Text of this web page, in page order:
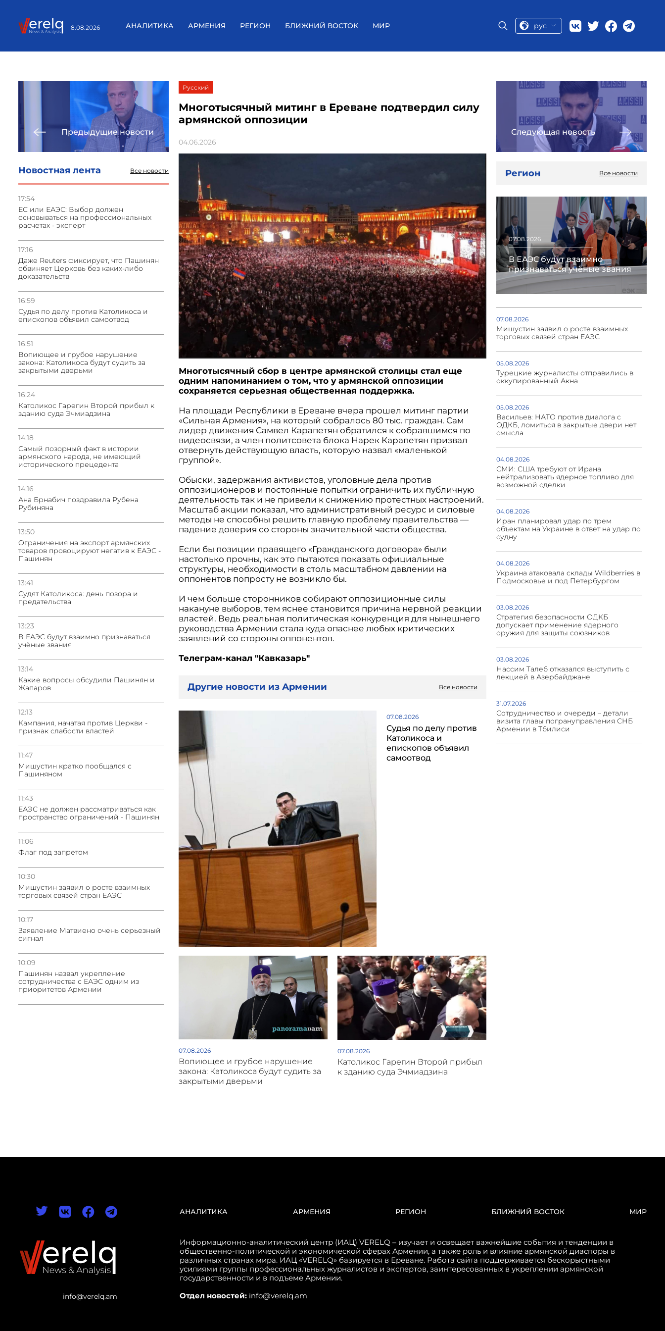
8.08.2026 АНАЛИТИКА АРМЕНИЯ РЕГИОН БЛИЖНИЙ ВОСТОК МИР рус
Предыдущие новости
Новостная лента Все новости
17:54
ЕС или ЕАЭС: Выбор должен
основываться на профессиональных
расчетах - эксперт
17:16
Даже Reuters фиксирует, что Пашинян
обвиняет Церковь без каких-либо
доказательств
16:59
Судья по делу против Католикоса и
епископов объявил самоотвод
16:51
Вопиющее и грубое нарушение
закона: Католикоса будут судить за
закрытыми дверьми
16:24
Католикос Гарегин Второй прибыл к
зданию суда Эчмиадзина
14:18
Самый позорный факт в истории
армянского народа, не имеющий
исторического прецедента
14:16
Ана Брнабич поздравила Рубена
Рубиняна
13:50
Oграничения на экспорт армянских
товаров провоцируют негатив к ЕАЭС -
Пашинян
13:41
Судят Католикоса: день позора и
предательства
13:23
В ЕАЭС будут взаимно признаваться
учёные звания
13:14
Какие вопросы обсудили Пашинян и
Жапаров
12:13
Кампания, начатая против Церкви -
признак слабости властей
11:47
Мишустин кратко пообщался с
Пашиняном
11:43
ЕАЭС не должен рассматриваться как
пространство ограничений - Пашинян
11:06
Флаг под запретом
10:30
Мишустин заявил о росте взаимных
торговых связей стран ЕАЭС
10:17
Заявление Матвиено очень серьезный
сигнал
10:09
Пашинян назвал укрепление
сотрудничества с ЕАЭС одним из
приоритетов Армении
Русский
Многотысячный митинг в Ереване подтвердил силу
армянской оппозиции
04.06.2026
Многотысячный сбор в центре армянской столицы стал еще
одним напоминанием о том, что у армянской оппозиции
сохраняется серьезная общественная поддержка.
На площади Республики в Ереване вчера прошел митинг партии
«Сильная Армения», на который собралось 80 тыс. граждан. Сам
лидер движения Самвел Карапетян обратился к собравшимся по
видеосвязи, а член политсовета блока Нарек Карапетян призвал
отвернуть действующую власть, которую назвал «маленькой
группой».
Обыски, задержания активистов, уголовные дела против
оппозиционеров и постоянные попытки ограничить их публичную
деятельность так и не привели к снижению протестных настроений.
Масштаб акции показал, что административный ресурс и силовые
методы не способны решить главную проблему правительства —
падение доверия со стороны значительной части общества.
Если бы позиции правящего «Гражданского договора» были
настолько прочны, как это пытаются показать официальные
структуры, необходимости в столь масштабном давлении на
оппонентов попросту не возникло бы.
И чем больше сторонников собирают оппозиционные силы
накануне выборов, тем яснее становится причина нервной реакции
властей. Ведь реальная политическая конкуренция для нынешнего
руководства Армении стала куда опаснее любых критических
заявлений со стороны оппонентов.
Телеграм-канал "Кавказарь"
Другие новости из Армении Все новости
07.08.2026
Судья по делу против
Католикоса и
епископов объявил
самоотвод
07.08.2026
Вопиющее и грубое нарушение
закона: Католикоса будут судить за
закрытыми дверьми
07.08.2026
Католикос Гарегин Второй прибыл
к зданию суда Эчмиадзина
Следующая новость
Регион Все новости
07.08.2026
В ЕАЭС будут взаимно
признаваться учёные звания
07.08.2026
Мишустин заявил о росте взаимных
торговых связей стран ЕАЭС
05.08.2026
Турецкие журналисты отправились в
оккупированный Акна
05.08.2026
Васильев: НАТО против диалога с
ОДКБ, ломиться в закрытые двери нет
смысла
04.08.2026
СМИ: США требуют от Ирана
нейтрализовать ядерное топливо для
возможной сделки
04.08.2026
Иран планировал удар по трем
объектам на Украине в ответ на удар по
судну
04.08.2026
Украина атаковала склады Wildberries в
Подмосковье и под Петербургом
03.08.2026
Стратегия безопасности ОДКБ
допускает применение ядерного
оружия для защиты союзников
03.08.2026
Нассим Талеб отказался выступить с
лекцией в Азербайджане
31.07.2026
Сотрудничество и очереди – детали
визита главы погрануправления СНБ
Армении в Тбилиси
info@verelq.am
АНАЛИТИКА АРМЕНИЯ РЕГИОН БЛИЖНИЙ ВОСТОК МИР
Информационно-аналитический центр (ИАЦ) VERELQ – изучает и освещает важнейшие события и тенденции в
общественно-политической и экономической сферах Армении, а также роль и влияние армянской диаспоры в
различных странах мира. ИАЦ «VERELQ» базируется в Ереване. Работа сайта поддерживается бескорыстными
усилиями группы профессиональных журналистов и экспертов, заинтересованных в укреплении армянской
государственности и в подъеме Армении.
Отдел новостей: info@verelq.am